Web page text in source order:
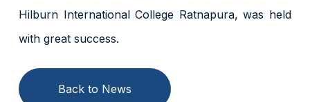
Hilburn International College Ratnapura, was held
with great success.
Back to News